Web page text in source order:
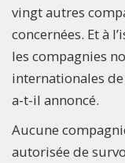
vingt autres
concernées. Et à
les compagnies
internationales
a-t-il annoncé.
Aucune
autorisée de